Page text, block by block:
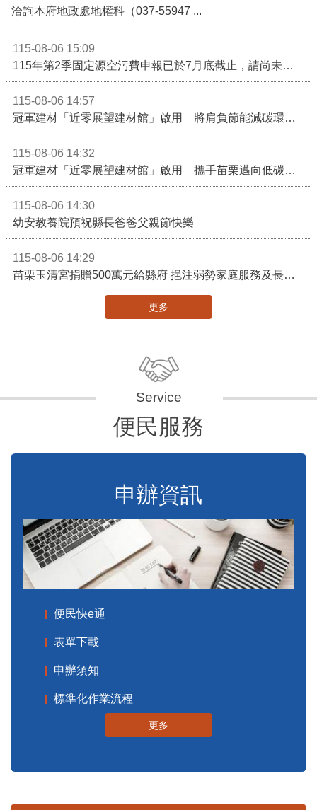
洽詢本府地政處地權科（037-55947 ...
115-08-06 15:09
115年第2季固定源空污費申報已於7月底截止，請尚未申報公私場所儘速完成申繳，以免面臨滯納金及罰鍰!
115-08-06 14:57
冠軍建材「近零展望建材館」啟用 將肩負節能減碳環境教育重任
115-08-06 14:32
冠軍建材「近零展望建材館」啟用 攜手苗栗邁向低碳建築新未來
115-08-06 14:30
幼安教養院預祝縣長爸爸父親節快樂
115-08-06 14:29
苗栗玉清宮捐贈500萬元給縣府 挹注弱勢家庭服務及長照醫療資源
更多
便民服務
申辦資訊
便民快e通
表單下載
申辦須知
標準化作業流程
更多